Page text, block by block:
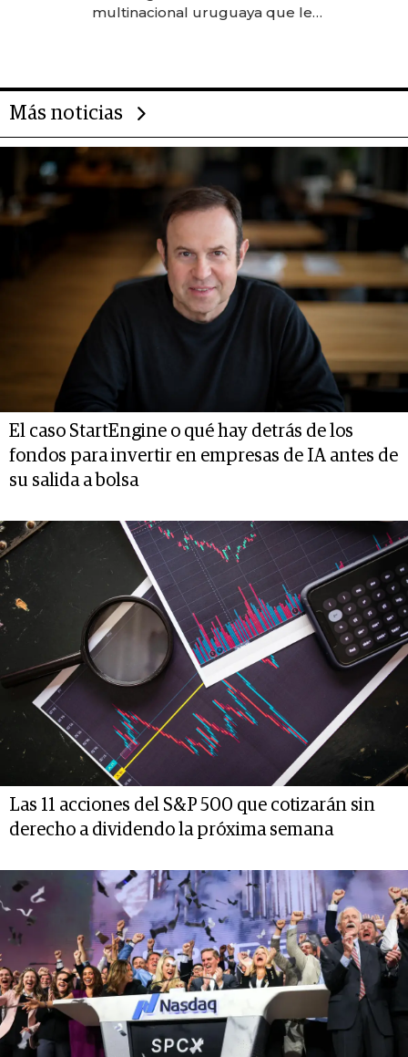
multinacional uruguaya que le
Más noticias
El caso StartEngine o qué hay detrás de los
fondos para invertir en empresas de IA antes de
su salida a bolsa
Las 11 acciones del S&P 500 que cotizarán sin
derecho a dividendo la próxima semana